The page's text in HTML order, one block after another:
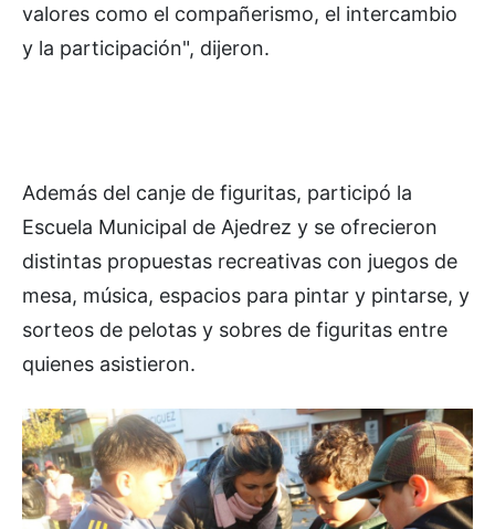
valores como el compañerismo, el intercambio
y la participación", dijeron.
Además del canje de figuritas, participó la
Escuela Municipal de Ajedrez y se ofrecieron
distintas propuestas recreativas con juegos de
mesa, música, espacios para pintar y pintarse, y
sorteos de pelotas y sobres de figuritas entre
quienes asistieron.